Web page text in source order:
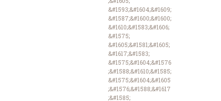
&#1593;&#1604;&#1609;
&#1587;&#1600;&#1600;
&#1610;&#1583;&#1606;
&#1575;
&#1605;&#1581;&#1605;
&#1617;&#1583;
&#1575;&#1604;&#1576
;&#1588;&#1610;&#1585;
&#1575;&#1604;&#1605
;&#1576;&#1588;&#1617
;&#1585;